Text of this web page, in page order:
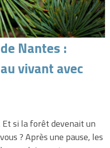
Nantes :
vivant avec
si la forêt devenait un
? Après une pause, les